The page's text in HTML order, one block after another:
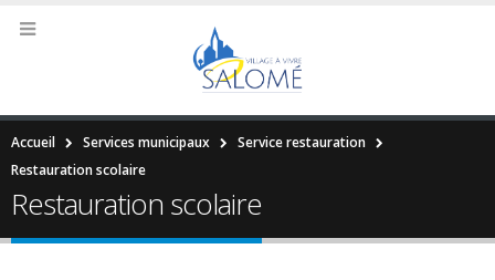
Accueil Services municipaux
Service restauration
Restauration scolaire
Restauration scolaire